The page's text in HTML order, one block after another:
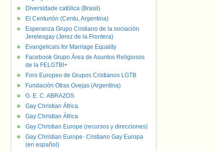
Diversidade católica (Brasil)
El Centurión (Centu, Argentina)
Esperanza Grupo Cristiano de la sociación
Jerelesgay (Jerez de la Frontera)
Evangelicals for Marriage Equality
Facebook Grupo Área de Asuntos Religiosos
de la FELGTBI+
Foro Europeo de Grupos Cristianos LGTB
Fundación Otras Ovejas (Argentina)
G. E. C. ABRAZOS
Gay Christian África
Gay Christian África
Gay Christian Europe (recursos y direcciones)
Gay Christian Europe- Cristiano Gay Europa
(en español)